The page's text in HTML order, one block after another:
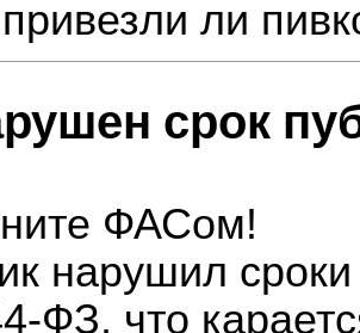
ли
срок
ФАСом!
нарушил
ФЗ, что